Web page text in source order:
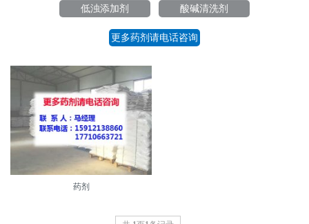
低浊添加剂 酸碱清洗剂
更多药剂请电话咨询
药剂